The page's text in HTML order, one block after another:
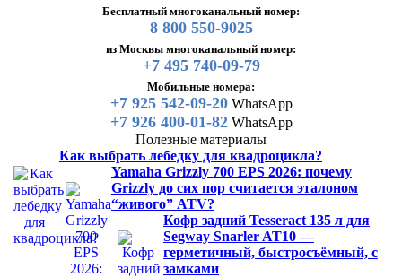
Бесплатный многоканальный номер:
8 800 550-9025
из Москвы многоканальный номер:
+7 495 740-09-79
Мобильные номера:
+7 925 542-09-20WhatsApp
+7 926 400-01-82WhatsApp
Полезные материалы
Как выбрать лебедку для квадроцикла?
Yamaha Grizzly 700 EPS 2026: почему
Grizzly до сих пор считается эталоном
“живого” ATV?
Кофр задний Tesseract 135 л для
Segway Snarler AT10 —
герметичный, быстросъёмный, с
замками